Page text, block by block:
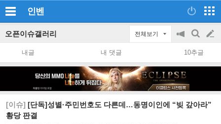
인벤
오픈이슈갤러리 전체보기
공
지
on/off
검
색
글
쓰
내글 내 댓글 10추글
[이슈] [단독]성별·주민번호도 다른데…동명이인에 “빚 갚아라”
황당 판결